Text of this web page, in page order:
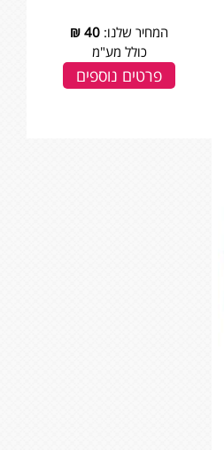
המחיר שלנו: 40
₪
כולל מע"מ
פרטים נוספים